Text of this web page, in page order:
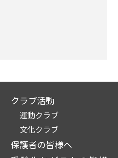
クラブ活動
運動クラブ
文化クラブ
保護者の皆様へ